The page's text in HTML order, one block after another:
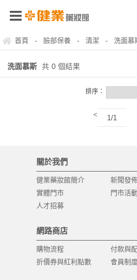
首頁 - 臉部保養 - 清潔 - 洗面慕
洗面慕斯 共 0 個結果
排序：
< 1/1
關於我們
健業藥妝館簡介
新聞發
實體門市
門市活動
人才招募
網路商店
購物流程
付款與
折價券與紅利點數
會員制